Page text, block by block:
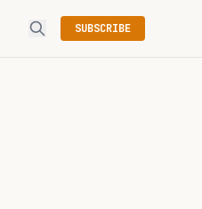
SUBSCRIBE